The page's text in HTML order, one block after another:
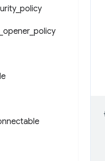
_ policy
opener_ policy